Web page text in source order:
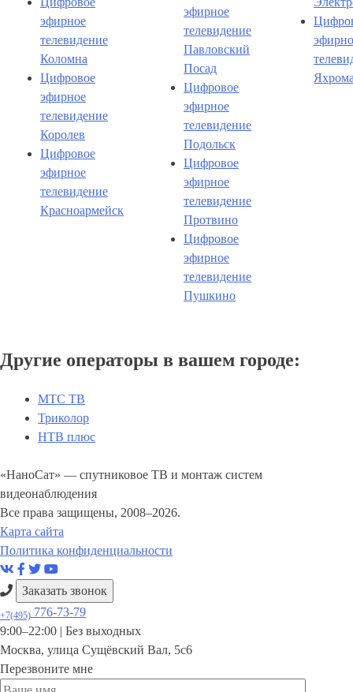
эфирное
телевидение
Коломна
Цифровое
эфирное
телевидение
Королев
Цифровое
эфирное
телевидение
Красноармейск
эфирное
телевидение
Павловский
Посад
Цифровое
эфирное
телевидение
Подольск
Цифровое
эфирное
телевидение
Протвино
Цифровое
эфирное
телевидение
Пушкино
Другие операторы в вашем городе:
МТС ТВ
Триколор
НТВ плюс
«НаноСат» — спутниковое ТВ и монтаж систем
видеонаблюдения
Все права защищены, 2008–2026.
Карта сайта
Политика конфиденциальности
Заказать звонок
+7(495) 776-73-79
9:00–22:00 | Без выходных
Москва, улица Сущёвский Вал, 5с6
Перезвоните мне